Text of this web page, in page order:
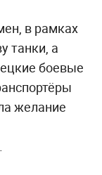
в рамках
танки, а
боевые
желание